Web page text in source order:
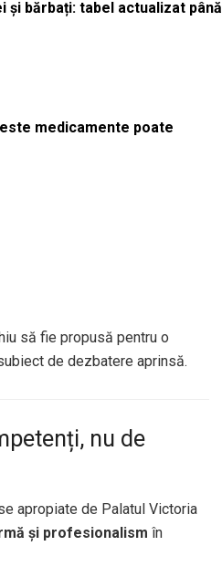
bărbați: tabel actualizat până
medicamente poate
să fie propusă pentru o
de dezbatere aprinsă.
nu de
apropiate de Palatul Victoria
și profesionalism în